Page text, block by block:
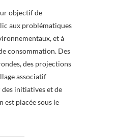
objectif de
aux problématiques
et à
consommation. Des
des projections
associatif
initiatives et de
est placée sous le